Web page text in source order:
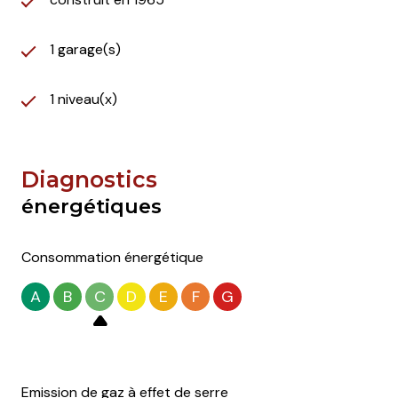
1 garage(s)
1 niveau(x)
Diagnostics
énergétiques
Consommation énergétique
A B C D E F G
Emission de gaz à effet de serre